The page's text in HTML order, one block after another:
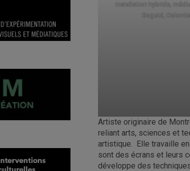
Installation hybride,
Bogotá,
Artiste originaire de
reliant arts, sciences et
artistique. Elle travaille
sont des écrans et leurs
développe des